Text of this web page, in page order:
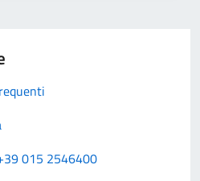
015 2546400